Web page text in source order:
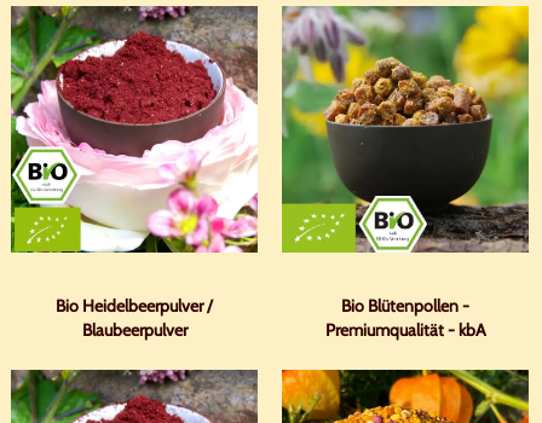
Bio Heidelbeerpulver /
Blaubeerpulver
Bio Blütenpollen -
Premiumqualität - kbA